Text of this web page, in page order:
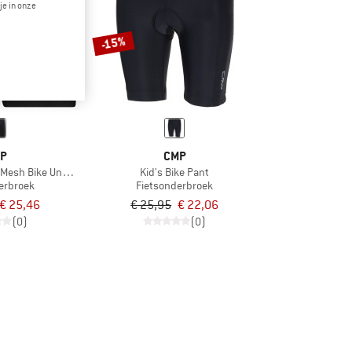
Bike Underwear
€ 25,46
(0)
-15%
CMP
Kid's Bike Pant
Fietsonderbroek
€ 25,95 € 22,06
(0)
in onze